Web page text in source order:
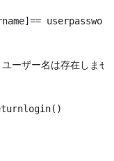
ー名は存在しま